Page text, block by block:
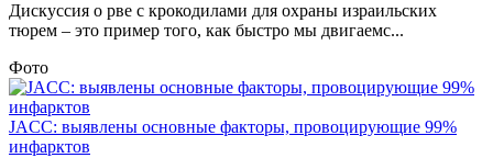
Дискуссия о рве с крокодилами для охраны израильских
тюрем – это пример того, как быстро мы двигаемс...
Фото
JACC: выявлены основные факторы, провоцирующие 99%
инфарктов